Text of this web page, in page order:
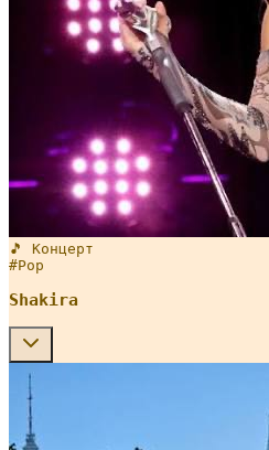
🎵 Концерт
#Pop
Shakira